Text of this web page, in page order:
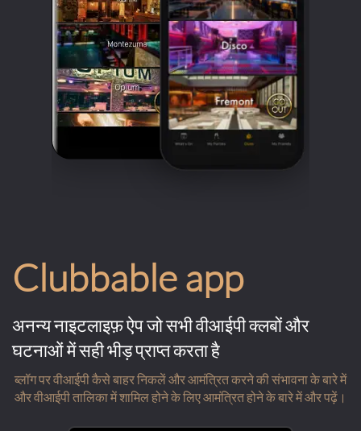
Clubbable app
अनन्य नाइटलाइफ़ ऐप जो सभी वीआईपी क्लबों और
घटनाओं में सही भीड़ प्राप्त करता है
ब्लॉग पर वीआईपी कैसे बाहर निकलें और आमंत्रित करने की संभावना के बारे में
और वीआईपी तालिका में शामिल होने के लिए आमंत्रित होने के बारे में और पढ़ें।